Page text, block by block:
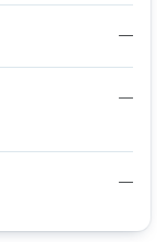
—
—
—